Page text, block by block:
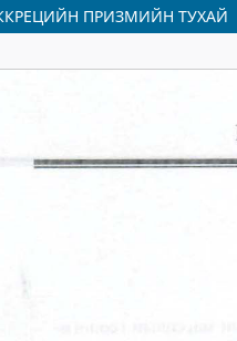
ПРИЗМИЙН ТУХАЙ